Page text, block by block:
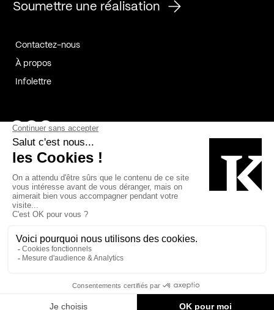
Soumettre une réalisation
Contactez-nous
À propos
Infolettre
Page Facebook de Kollectif
Page Instagram de Kollectif
Page Linkedin de Kollectif
Bâtiment-Durable-Québec-1
Esquisses-1IRAC-1
MP-1 v2com-1
Cookies